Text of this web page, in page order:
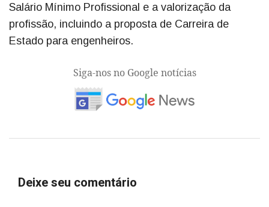
Salário Mínimo Profissional e a valorização da
profissão, incluindo a proposta de Carreira de
Estado para engenheiros.
Siga-nos no Google notícias
Deixe seu comentário